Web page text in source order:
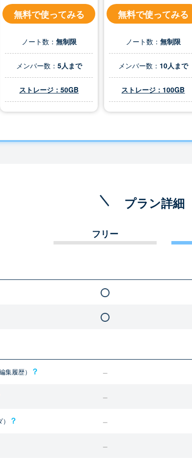
無料で使ってみる
ノート数： 無制限
メンバー数： 5人まで
ストレージ：50GB
無料で使ってみる
ノート数： 無制限
メンバー数： 10人まで
ストレージ：100GB
プラン詳細
フリー
編集履歴） ？
？